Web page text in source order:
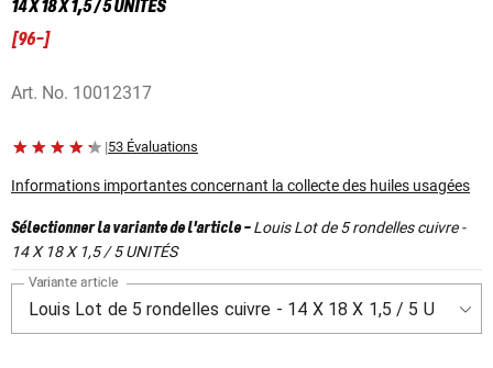
14 X 18 X 1,5 / 5 UNITÉS
[96-]
Art. No. 10012317
|53 Évaluations
Informations importantes concernant la collecte des huiles usagées
Sélectionner la variante de l'article-Louis Lot de 5 rondelles cuivre -
14 X 18 X 1,5 / 5 UNITÉS
Variante article